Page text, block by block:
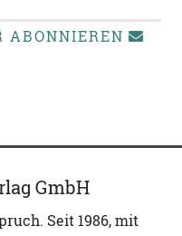
ABONNIEREN
GmbH
Seit 1986, mit